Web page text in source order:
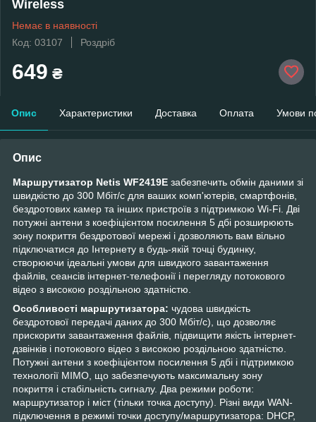
Wireless
Немає в наявності
Код: 03107
Роздріб
649 ₴
Опис Характеристики Доставка Оплата Умови
Опис
Маршрутизатор Netis WF2419E забезпечить обмін даними зі
швидкістю до 300 Мбіт/с для ваших комп'ютерів, смартфонів,
бездротових камер та інших пристроїв з підтримкою Wi-Fi. Дві
потужні антени з коефіцієнтом посилення 5 дбі розширюють
зону покриття бездротової мережі і дозволяють вам вільно
підключатися до Інтернету в будь-якій точці будинку,
створюючи ідеальні умови для швидкого завантаження
файлів, сеансів інтернет-телефонії і перегляду потокового
відео з високою роздільною здатністю.
Особливості маршрутизатора: чудова швидкість
бездротової передачі даних до 300 Мбіт/с), що дозволяє
прискорити завантаження файлів, підвищити якість інтернет-
дзвінків і потокового відео з високою роздільною здатністю.
Потужні антени з коефіцієнтом посилення 5 дбі і підтримкою
технології MIMO, що забезпечують максимальну зону
покриття і стабільність сигналу. Два режими роботи:
маршрутизатор і міст (тільки точка доступу). Різні види WAN-
підключення в режимі точки доступу/маршрутизатора: DHCP,